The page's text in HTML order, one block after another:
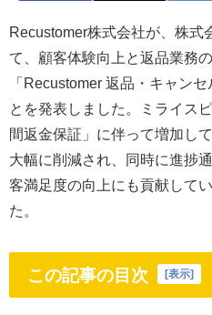
Recustomer株式会社が、株式
て、顧客体験向上と返品業務
「Recustomer 返品・キャン
とを発表しました。ミライス
間返金保証」に伴って増加し
大幅に削減され、同時に進捗
客満足度の向上にも貢献して
た。
この記事の目次 [表示]